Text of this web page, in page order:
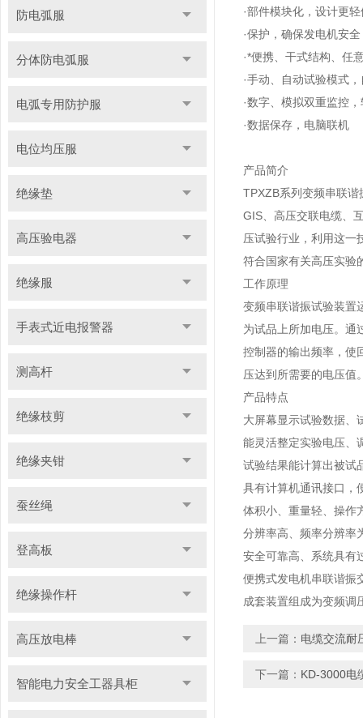
防电弧服
分体防电弧服
电弧专用防护服
电位均压服
绝缘垫
高压验电器
绝缘服
手表式近电报警器
测高杆
绝缘枝剪
绝缘夹钳
蚕丝绳
登高板
绝缘操作杆
高压放电棒
智能电力安全工器具柜
·部件模块化，设计更
·保护，确保发电机安全
·*便携、干式结构、任
·手动、自动试验模式
·数字、模拟双重监控
·数据保存，电脑联机
产品简介
TPXZB系列变频串联
GIS、高压交联电缆、
压试验行业，利用这一
符合国家有关高压实验
工作原理
变频串联谐振试验装置
为试品上所加电压。通
控制器的输出频率，使
压达到所需要的电压值
产品特点
大屏幕显示试验数据、
能灵活整定实验电压、
试验结果能计算出被试
具有计算机通讯接口，
体积小、重量轻、操作
分辨率高、频率分辨率
安全可靠高、系统具有
便携式发电机串联谐振
成套装置组成为变频调
上一篇： 电缆交流耐
下一篇： KD-3000电